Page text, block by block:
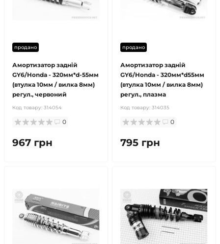
продано
Амортизатор задній
GY6/Honda - 320мм*d-55мм
(втулка 10мм / вилка 8мм)
регул., червоний
Код товару: 314054
0
967 грн
продано
Амортизатор задній
GY6/Honda - 320мм*d55мм
(втулка 10мм / вилка 8мм)
регул., плазма
Код товару: 314035
0
795 грн